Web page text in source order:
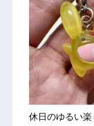
休日のゆるい